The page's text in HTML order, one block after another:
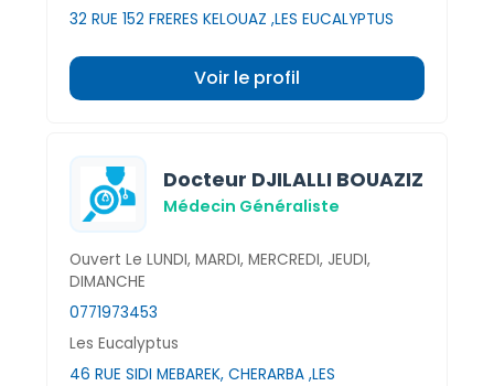
32 RUE 152 FRERES KELOUAZ ,LES EUCALYPTUS
Voir le profil
Docteur DJILALLI BOUAZIZ
Médecin Généraliste
Ouvert Le LUNDI, MARDI, MERCREDI, JEUDI,
DIMANCHE
0771973453
Les Eucalyptus
46 RUE SIDI MEBAREK, CHERARBA ,LES